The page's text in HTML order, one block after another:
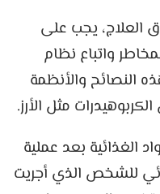
العلاج، يجب على
واتباع نظام
النصائح والأنظمة
مثل الأرز.
الغذائية بعد عملية
للشخص الذي أجريت